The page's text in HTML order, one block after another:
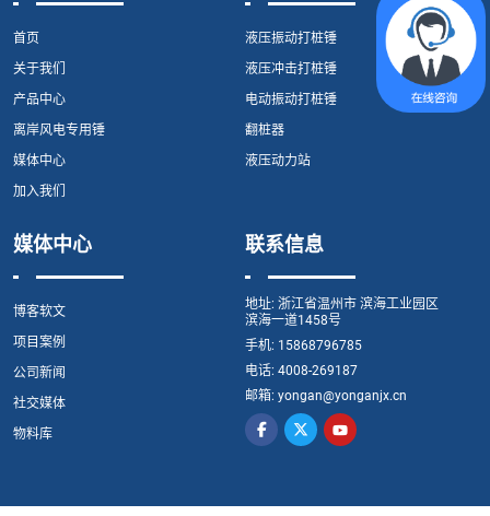
首页
关于我们
产品中心
离岸风电专用锤
媒体中心
加入我们
液压振动打桩锤
液压冲击打桩锤
电动振动打桩锤
翻桩器
液压动力站
媒体中心
博客软文
项目案例
公司新闻
社交媒体
物料库
联系信息
地址: 浙江省温州市 滨海工业园区
滨海一道1458号
手机: 15868796785
电话: 4008-269187
邮箱: yongan@yonganjx.cn